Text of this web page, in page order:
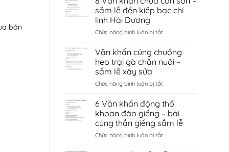
bán
lễ
sớ
tình
bắc
ninh
khấn
chùa
sứ
nội
sắm
sớ
công
danh
tài
lộc
sắm lễ đền kiếp bạc chí
linh Hải Dương
Chức năng bình luận bị tắtở
Văn
khấn
chùa
sơn
sắm
đền
kiếp
bạc
Văn khấn cúng chuồng
heo trại gà chăn nuôi –
sắm lễ xây sửa
Chức năng bình luận bị tắtở
khấn
cúng
chuồng
heo
trại
6 Văn khấn động thổ
khoan đào giếng – bài
cúng thần giếng sắm lễ
Chức năng bình luận bị tắtở